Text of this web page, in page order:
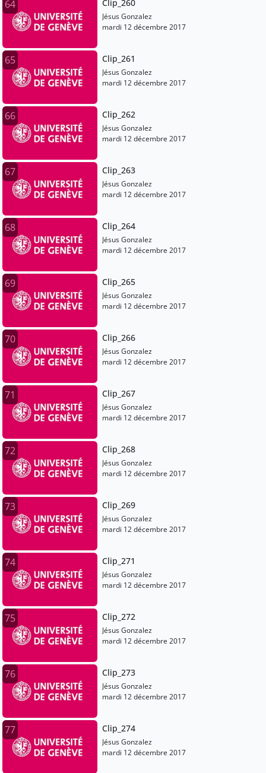
64 Clip_260
Jésus Gonzalez
mardi 12 décembre 2017
65 Clip_261
Jésus Gonzalez
mardi 12 décembre 2017
66 Clip_262
Jésus Gonzalez
mardi 12 décembre 2017
67 Clip_263
Jésus Gonzalez
mardi 12 décembre 2017
68 Clip_264
Jésus Gonzalez
mardi 12 décembre 2017
69 Clip_265
Jésus Gonzalez
mardi 12 décembre 2017
70 Clip_266
Jésus Gonzalez
mardi 12 décembre 2017
71 Clip_267
Jésus Gonzalez
mardi 12 décembre 2017
72 Clip_268
Jésus Gonzalez
mardi 12 décembre 2017
73 Clip_269
Jésus Gonzalez
mardi 12 décembre 2017
74 Clip_271
Jésus Gonzalez
mardi 12 décembre 2017
75 Clip_272
Jésus Gonzalez
mardi 12 décembre 2017
76 Clip_273
Jésus Gonzalez
mardi 12 décembre 2017
77 Clip_274
Jésus Gonzalez
mardi 12 décembre 2017